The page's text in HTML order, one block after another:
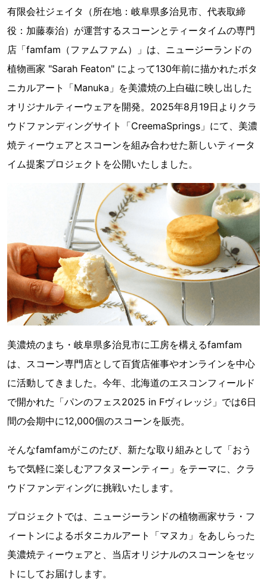
有限会社ジェイタ（所在地：岐阜県多治見市、代表取締
役：加藤泰治）が運営するスコーンとティータイムの専門
店「famfam（ファムファム）」は、ニュージーランドの
植物画家 "Sarah Featon" によって130年前に描かれたボタ
ニカルアート「Manuka」を美濃焼の上白磁に映し出した
オリジナルティーウェアを開発。2025年8月19日よりクラ
ウドファンディングサイト「CreemaSprings」にて、美濃
焼ティーウェアとスコーンを組み合わせた新しいティータ
イム提案プロジェクトを公開いたしました。
美濃焼のまち・岐阜県多治見市に工房を構えるfamfam
は、スコーン専門店として百貨店催事やオンラインを中心
に活動してきました。今年、北海道のエスコンフィールド
で開かれた「パンのフェス2025 in Fヴィレッジ」では6日
間の会期中に12,000個のスコーンを販売。
そんなfamfamがこのたび、新たな取り組みとして「おう
ちで気軽に楽しむアフタヌーンティー」をテーマに、クラ
ウドファンディングに挑戦いたします。
プロジェクトでは、ニュージーランドの植物画家サラ・フ
ィートンによるボタニカルアート「マヌカ」をあしらった
美濃焼ティーウェアと、当店オリジナルのスコーンをセッ
トにしてお届けします。